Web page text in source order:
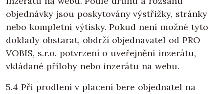
objednávky jsou poskytovány výstřižky, stránky
nebo kompletní výtisky. Pokud není možné tyto
doklady obstarat, obdrží objednavatel od PRO
VOBIS, s.r.o. potvrzení o uveřejnění inzerátu,
vkládané přílohy nebo inzerátu na webu.
5.4 Při prodlení v placení bere objednatel na